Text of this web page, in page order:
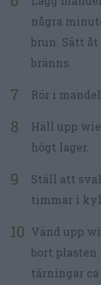
några
brun. Sätt
bränns.
Rör i
Häll upp
högt lager.
Ställ att
timmar i
Vänd upp
bort
tärningar